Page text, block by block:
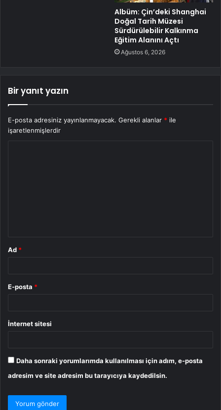
Albüm: Çin’deki Shanghai
Doğal Tarih Müzesi
Sürdürülebilir Kalkınma
Eğitim Alanını Açtı
Ağustos 6, 2026
Bir yanıt yazın
E-posta adresiniz yayınlanmayacak. Gerekli alanlar * ile
işaretlenmişlerdir
Ad *
E-posta *
İnternet sitesi
Daha sonraki yorumlarımda kullanılması için adım, e-posta
adresim ve site adresim bu tarayıcıya kaydedilsin.